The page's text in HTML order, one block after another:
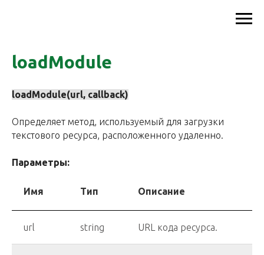
loadModule
loadModule(url, callback)
Определяет метод, используемый для загрузки
текстового ресурса, расположенного удаленно.
Параметры:
Имя Тип Описание
url string URL кода ресурса.